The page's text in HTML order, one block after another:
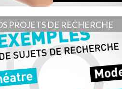
PROJETS DE RECHERCHE